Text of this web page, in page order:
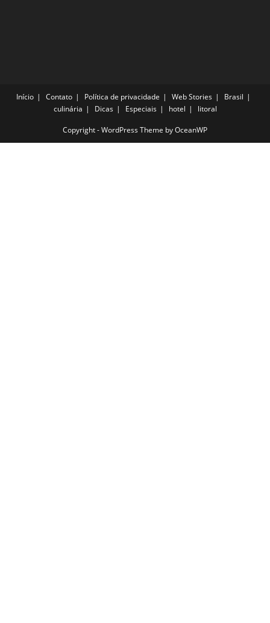
Início Contato Política de privacidade Web Stories
Brasil
culinária
Dicas Especiais hotel litoral
Copyright - WordPress Theme by OceanWP